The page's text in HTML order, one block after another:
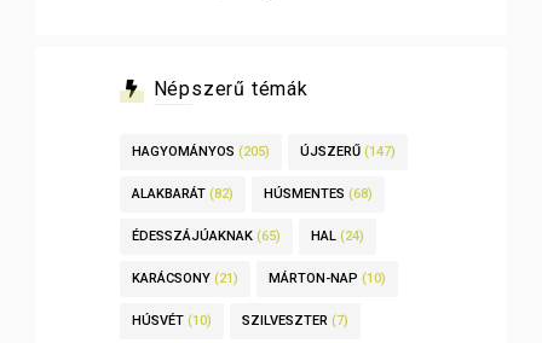
Népszerű témák
HAGYOMÁNYOS (205) ÚJSZERŰ (147)
ALAKBARÁT (82) HÚSMENTES (68)
ÉDESSZÁJÚAKNAK (65) HAL (24)
KARÁCSONY (21) MÁRTON-NAP (10)
HÚSVÉT (10) SZILVESZTER (7)